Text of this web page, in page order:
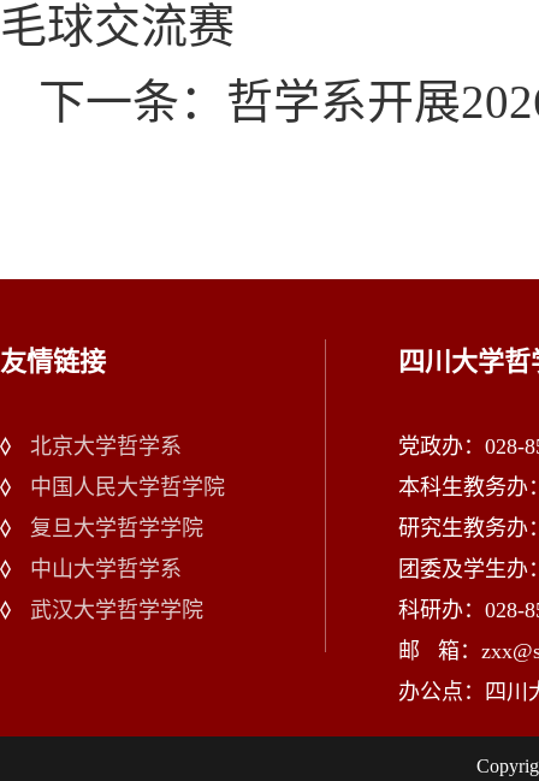
毛球交流赛
下一条：哲学系开展
友情链接
北京大学哲学系
中国人民大学哲学院
复旦大学哲学学院
中山大学哲学系
武汉大学哲学学院
四川大学哲
党政办：028-
本科生教务办
研究生教务办
团委及学生办
科研办：028-
邮 箱：
办公点：四川